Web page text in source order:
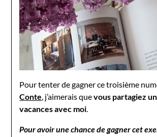
Pour tenter de gagner ce troisième
Conte, j’aimerais quevous partagiez
vacances avec moi.
Pour avoir une chance de gagner cet